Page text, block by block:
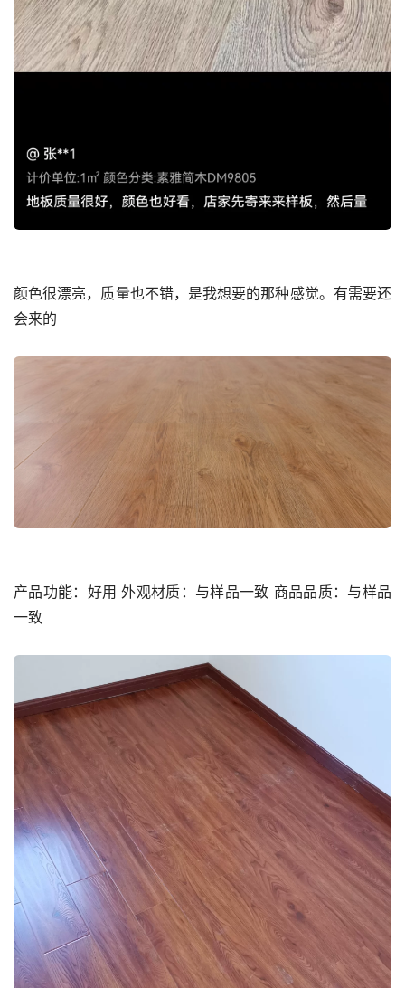
颜色很漂亮，质量也不错，是我想要的那种感觉。有需要还
会来的
产品功能：好用 外观材质：与样品一致 商品品质：与样品
一致